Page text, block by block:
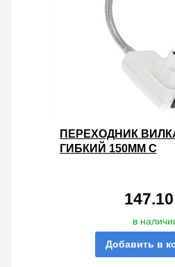
ПЕРЕХОДНИК
ГИБКИЙ 150ММ С
в
Добавить в